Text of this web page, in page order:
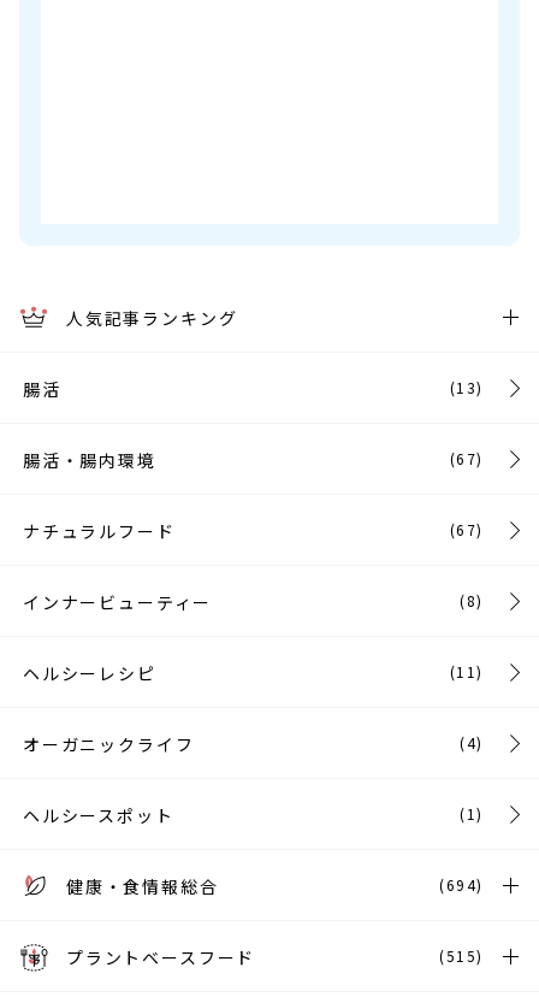
人気記事ランキング
腸活 (13)
腸活・腸内環境 (67)
ナチュラルフード (67)
インナービューティー (8)
ヘルシーレシピ (11)
オーガニックライフ (4)
ヘルシースポット (1)
健康・食情報総合 (694)
プラントベースフード (515)